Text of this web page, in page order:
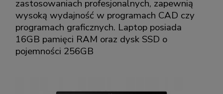
zastosowaniach profesjonalnych, zapewnią
wysoką wydajność w programach CAD czy
programach graficznych. Laptop posiada
16GB pamięci RAM oraz dysk SSD o
pojemności 256GB